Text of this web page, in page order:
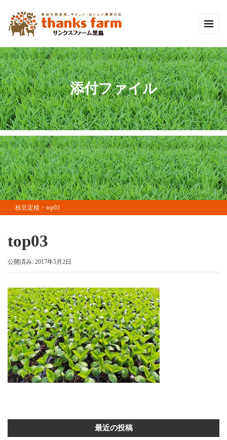
添付ファイル
枝豆定植 > top03
top03
公開済み: 2017年5月2日
最近の投稿